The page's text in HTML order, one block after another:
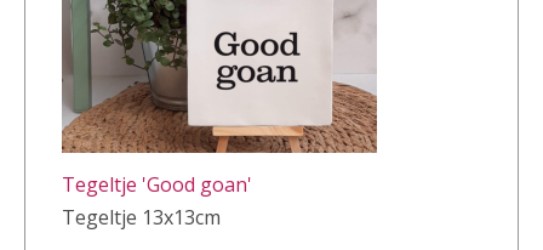
Tegeltje 'Good goan'
Tegeltje 13x13cm